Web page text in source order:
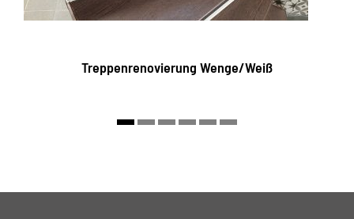
Treppenrenovierung Wenge/Weiß